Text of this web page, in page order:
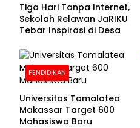
Tiga Hari Tanpa Internet,
Sekolah Relawan JaRIKU
Tebar Inspirasi di Desa
PENDIDIKAN
Universitas Tamalatea
Makassar Target 600
Mahasiswa Baru